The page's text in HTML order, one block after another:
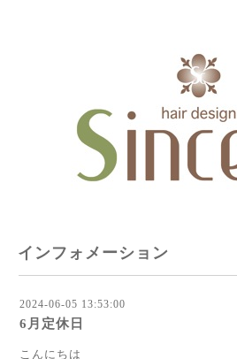
インフォメーション
2024-06-05 13:53:00
6月定休日
こんにちは